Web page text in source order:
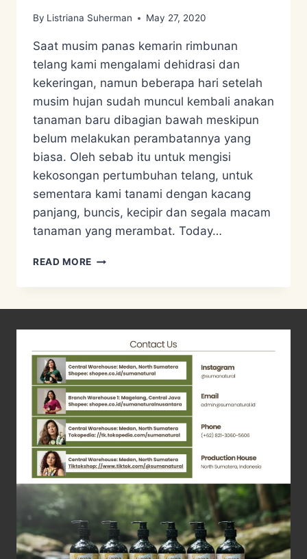
By Listriana Suherman May 27, 2020
Saat musim panas kemarin rimbunan
telang kami mengalami dehidrasi dan
kekeringan, namun beberapa hari setelah
musim hujan sudah muncul kembali anakan
tanaman baru dibagian bawah meskipun
belum melakukan perambatannya yang
biasa. Oleh sebab itu untuk mengisi
kekosongan pertumbuhan telang, untuk
sementara kami tanami dengan kacang
panjang, buncis, kecipir dan segala macam
tanaman yang merambat. Today…
READ MORE RESEP
KACANG
DAUN
PRAMBORS